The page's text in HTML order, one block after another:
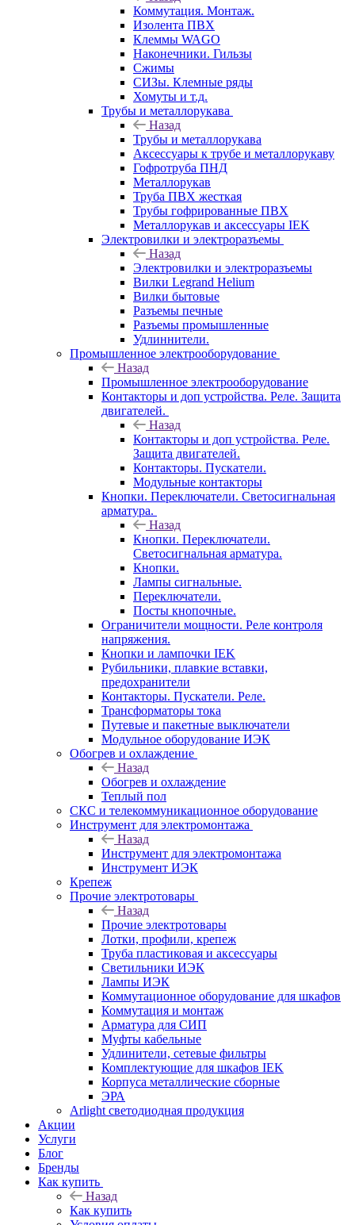
Коммутация. Монтаж.
Изолента ПВХ
Клеммы WAGO
Наконечники. Гильзы
Сжимы
СИЗы. Клемные ряды
Хомуты и т.д.
Трубы и металлорукава
Назад
Трубы и металлорукава
Аксессуары к трубе и металлорукаву
Гофротруба ПНД
Металлорукав
Труба ПВХ жесткая
Трубы гофрированные ПВХ
Металлорукав и аксессуары IEK
Электровилки и электроразъемы
Назад
Электровилки и электроразъемы
Вилки Legrand Helium
Вилки бытовые
Разъемы печные
Разъемы промышленные
Удлиннители.
Промышленное электрооборудование
Назад
Промышленное электрооборудование
Контакторы и доп устройства. Реле. Защита
двигателей.
Назад
Контакторы и доп устройства. Реле.
Защита двигателей.
Контакторы. Пускатели.
Модульные контакторы
Кнопки. Переключатели. Светосигнальная
арматура.
Назад
Кнопки. Переключатели.
Светосигнальная арматура.
Кнопки.
Лампы сигнальные.
Переключатели.
Посты кнопочные.
Ограничители мощности. Реле контроля
напряжения.
Кнопки и лампочки IEK
Рубильники, плавкие вставки,
предохранители
Контакторы. Пускатели. Реле.
Трансформаторы тока
Путевые и пакетные выключатели
Модульное оборудование ИЭК
Обогрев и охлаждение
Назад
Обогрев и охлаждение
Теплый пол
СКС и телекоммуникационное оборудование
Инструмент для электромонтажа
Назад
Инструмент для электромонтажа
Инструмент ИЭК
Крепеж
Прочие электротовары
Назад
Прочие электротовары
Лотки, профили, крепеж
Труба пластиковая и аксессуары
Светильники ИЭК
Лампы ИЭК
Коммутационное оборудование для шкафов
Коммутация и монтаж
Арматура для СИП
Муфты кабельные
Удлинители, сетевые фильтры
Комплектующие для шкафов IEK
Корпуса металлические сборные
ЭРА
Arlight светодиодная продукция
Акции
Услуги
Блог
Бренды
Как купить
Назад
Как купить